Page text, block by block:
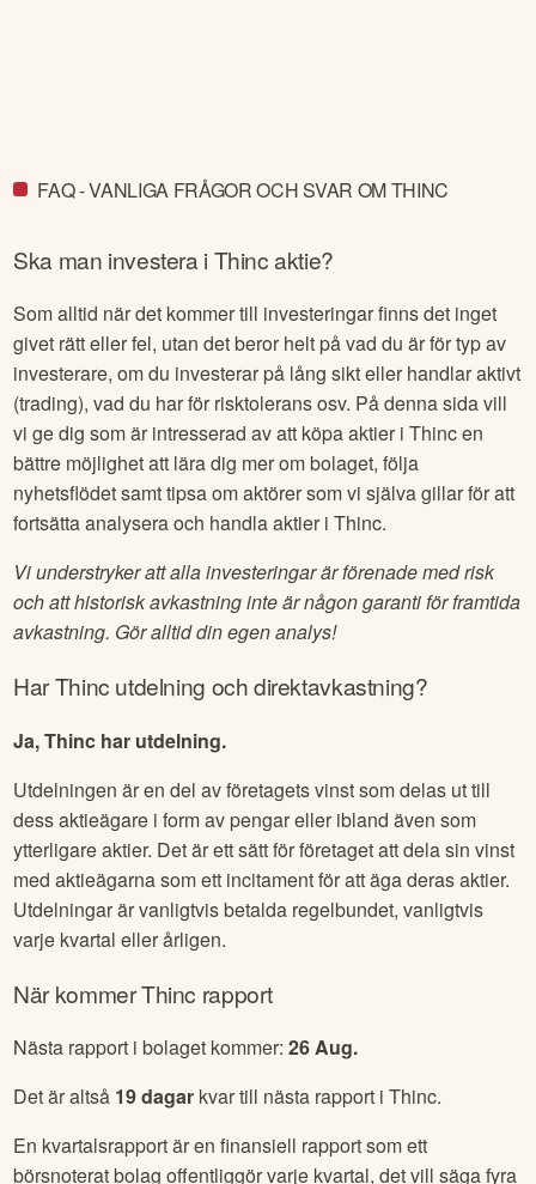
FAQ - VANLIGA FRÅGOR OCH SVAR OM THINC
Ska man investera iThincaktie?
Som alltid när det kommer till investeringar finns det inget
givet rätt eller fel, utan det beror helt på vad du är för typ av
investerare, om du investerar på lång sikt eller handlar aktivt
(trading), vad du har för risktolerans osv. På denna sida vill
vi ge dig som är intresserad av att köpa aktier iThincen
bättre möjlighet att lära dig mer om bolaget, följa
nyhetsflödet samt tipsa om aktörer som vi själva gillar för att
fortsätta analysera och handla aktier iThinc.
Vi understryker att alla investeringar är förenade med risk
och att historisk avkastning inte är någon garanti för framtida
avkastning. Gör alltid din egen analys!
HarThinc utdelning och direktavkastning?
Ja, Thinc har utdelning.
Utdelningen är en del av företagets vinst som delas ut till
dess aktieägare i form av pengar eller ibland även som
ytterligare aktier. Det är ett sätt för företaget att dela sin vinst
med aktieägarna som ett incitament för att äga deras aktier.
Utdelningar är vanligtvis betalda regelbundet, vanligtvis
varje kvartal eller årligen.
När kommerThinc rapport
Nästa rapport i bolaget kommer:26 Aug.
Det är altså 19dagar kvar till nästa rapport iThinc.
En kvartalsrapport är en finansiell rapport som ett
börsnoterat bolag offentliggör varje kvartal, det vill säga fyra